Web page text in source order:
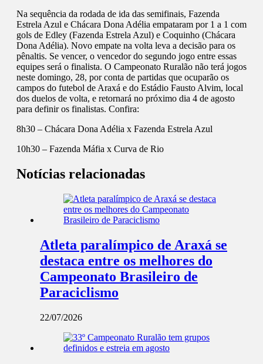
Na sequência da rodada de ida das semifinais, Fazenda
Estrela Azul e Chácara Dona Adélia empataram por 1 a 1 com
gols de Edley (Fazenda Estrela Azul) e Coquinho (Chácara
Dona Adélia). Novo empate na volta leva a decisão para os
pênaltis. Se vencer, o vencedor do segundo jogo entre essas
equipes será o finalista. O Campeonato Ruralão não terá jogos
neste domingo, 28, por conta de partidas que ocuparão os
campos do futebol de Araxá e do Estádio Fausto Alvim, local
dos duelos de volta, e retornará no próximo dia 4 de agosto
para definir os finalistas. Confira:
8h30 – Chácara Dona Adélia x Fazenda Estrela Azul
10h30 – Fazenda Máfia x Curva de Rio
Notícias relacionadas
Atleta paralímpico de Araxá se
destaca entre os melhores do
Campeonato Brasileiro de
Paraciclismo
22/07/2026